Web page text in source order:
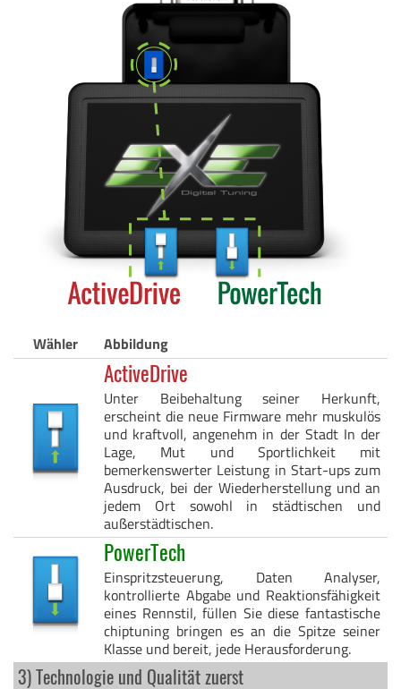
Wähler Abbildung
ActiveDrive
Unter Beibehaltung seiner Herkunft,
erscheint die neue Firmware mehr muskulös
und kraftvoll, angenehm in der Stadt In der
Lage, Mut und Sportlichkeit mit
bemerkenswerter Leistung in Start-ups zum
Ausdruck, bei der Wiederherstellung und an
jedem Ort sowohl in städtischen und
außerstädtischen.
PowerTech
Einspritzsteuerung, Daten Analyser,
kontrollierte Abgabe und Reaktionsfähigkeit
eines Rennstil, füllen Sie diese fantastische
chiptuning bringen es an die Spitze seiner
Klasse und bereit, jede Herausforderung.
3) Technologie und Qualität zuerst